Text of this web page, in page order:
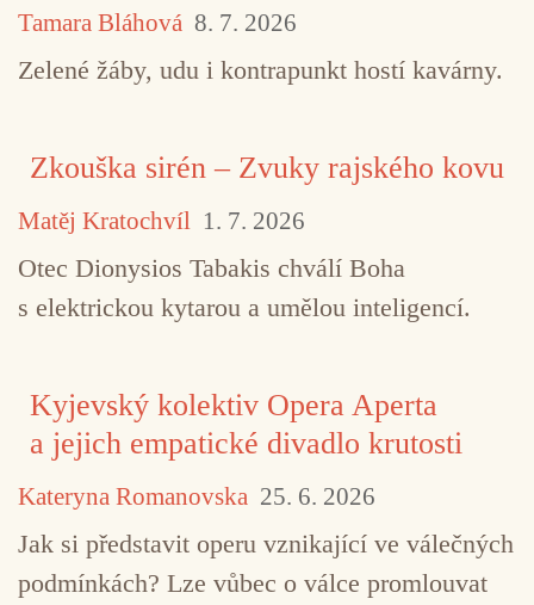
Tamara Bláhová 8. 7. 2026
Zelené žáby, udu i kontrapunkt hostí kavárny.
Zkouška sirén – Zvuky rajského kovu
Matěj Kratochvíl 1. 7. 2026
Otec Dionysios Tabakis chválí Boha
s elektrickou kytarou a umělou inteligencí.
Kyjevský kolektiv Opera Aperta
a jejich empatické divadlo krutosti
Kateryna Romanovska 25. 6. 2026
Jak si představit operu vznikající ve válečných
podmínkách? Lze vůbec o válce promlouvat